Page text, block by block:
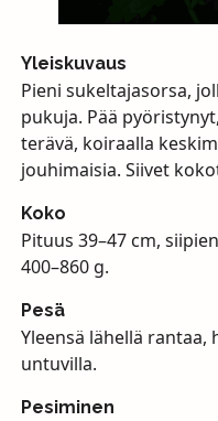
Yleiskuvaus
Pieni sukeltajasorsa,
pukuja. Pää
terävä, koiraalla
jouhimaisia. Siivet
Koko
Pituus 39–47 cm,
400–860 g.
Pesä
Yleensä lähellä rantaa,
untuvilla.
Pesiminen